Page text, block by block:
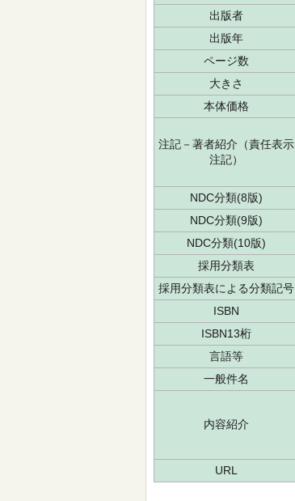
出版者
出版年
ページ数
大きさ
本体価格
注記－著者紹介（責任表示
注記）
NDC分類(8版)
NDC分類(9版)
NDC分類(10版)
採用分類表
採用分類表による分類記号
ISBN
ISBN13桁
言語等
一般件名
内容紹介
URL